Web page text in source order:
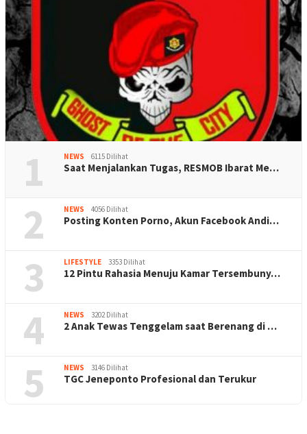
1 NEWS 6115 Dilihat
Saat Menjalankan Tugas, RESMOB Ibarat Me…
2 NEWS 4056 Dilihat
Posting Konten Porno, Akun Facebook Andi…
3 LIFESTYLE 3353 Dilihat
12 Pintu Rahasia Menuju Kamar Tersembuny…
4 NEWS 3202 Dilihat
2 Anak Tewas Tenggelam saat Berenang di …
5 NEWS 3146 Dilihat
TGC Jeneponto Profesional dan Terukur